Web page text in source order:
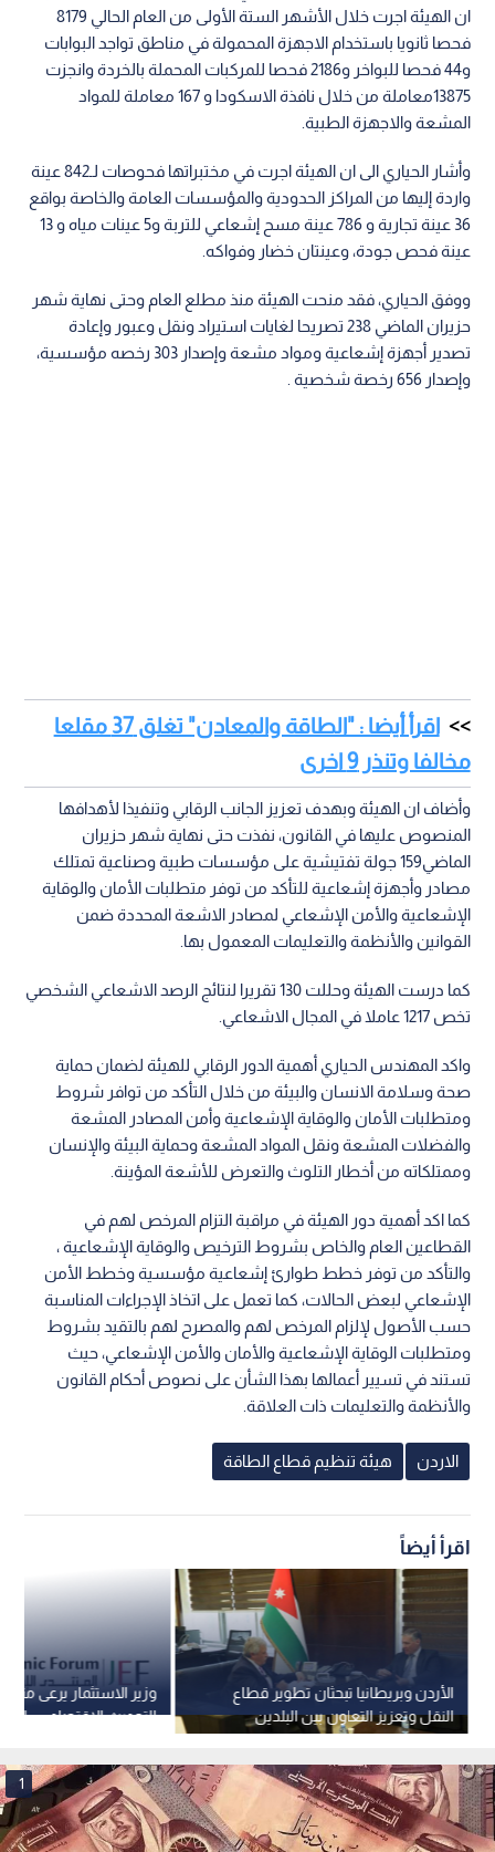
ان الهيئة اجرت خلال الأشهر الستة الأولى من العام الحالي 8179
فحصا ثانويا باستخدام الاجهزة المحمولة في مناطق تواجد البوابات
و44 فحصا للبواخر و2186 فحصا للمركبات المحملة بالخردة وانجزت
13875معاملة من خلال نافذة الاسكودا و 167 معاملة للمواد
المشعة والاجهزة الطبية.
وأشار الحياري الى ان الهيئة اجرت في مختبراتها فحوصات لـ842 عينة
واردة إليها من المراكز الحدودية والمؤسسات العامة والخاصة بواقع
36 عينة تجارية و 786 عينة مسح إشعاعي للتربة و5 عينات مياه و 13
عينة فحص جودة، وعينتان خضار وفواكه.
ووفق الحياري، فقد منحت الهيئة منذ مطلع العام وحتى نهاية شهر
حزيران الماضي 238 تصريحا لغايات استيراد ونقل وعبور وإعادة
تصدير أجهزة إشعاعية ومواد مشعة وإصدار 303 رخصه مؤسسية،
وإصدار 656 رخصة شخصية .
اقرأ أيضا : "الطاقة والمعادن" تغلق 37 مقلعا
مخالفا وتنذر 9 اخرى
وأضاف ان الهيئة وبهدف تعزيز الجانب الرقابي وتنفيذا لأهدافها
المنصوص عليها في القانون، نفذت حتى نهاية شهر حزيران
الماضي159 جولة تفتيشية على مؤسسات طبية وصناعية تمتلك
مصادر وأجهزة إشعاعية للتأكد من توفر متطلبات الأمان والوقاية
الإشعاعية والأمن الإشعاعي لمصادر الاشعة المحددة ضمن
القوانين والأنظمة والتعليمات المعمول بها.
كما درست الهيئة وحللت 130 تقريرا لنتائج الرصد الاشعاعي الشخصي
تخص 1217 عاملا في المجال الاشعاعي.
واكد المهندس الحياري أهمية الدور الرقابي للهيئة لضمان حماية
صحة وسلامة الانسان والبيئة من خلال التأكد من توافر شروط
ومتطلبات الأمان والوقاية الإشعاعية وأمن المصادر المشعة
والفضلات المشعة ونقل المواد المشعة وحماية البيئة والإنسان
وممتلكاته من أخطار التلوث والتعرض للأشعة المؤينة.
كما اكد أهمية دور الهيئة في مراقبة التزام المرخص لهم في
القطاعين العام والخاص بشروط الترخيص والوقاية الإشعاعية ،
والتأكد من توفر خطط طوارئ إشعاعية مؤسسية وخطط الأمن
الإشعاعي لبعض الحالات، كما تعمل على اتخاذ الإجراءات المناسبة
حسب الأصول لإلزام المرخص لهم والمصرح لهم بالتقيد بشروط
ومتطلبات الوقاية الإشعاعية والأمان والأمن الإشعاعي، حيث
تستند في تسيير أعمالها بهذا الشأن على نصوص أحكام القانون
والأنظمة والتعليمات ذات العلاقة.
الاردن هيئة تنظيم قطاع الطاقة
اقرأ أيضاً
وزير الاستثمار يرعى
التحديث الاقتصادي…
الأردن وبريطانيا تبحثان تطوير قطاع
النقل وتعزيز التعاون بين البلدين
1